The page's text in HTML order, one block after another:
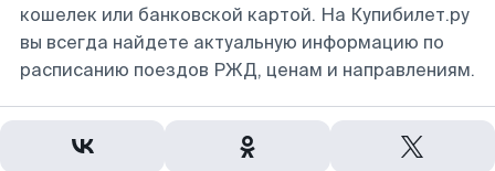
кошелек или банковской картой. На Купибилет.ру
вы всегда найдете актуальную информацию по
расписанию поездов РЖД, ценам и направлениям.